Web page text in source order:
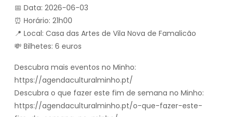
📅 Data: 2026-06-03
⏰ Horário: 21h00
📍 Local: Casa das Artes de Vila Nova de Famalicão
💸 Bilhetes: 6 euros
Descubra mais eventos no Minho:
https://agendaculturalminho.pt/
Descubra o que fazer este fim de semana no Minho:
https://agendaculturalminho.pt/o-que-fazer-este-